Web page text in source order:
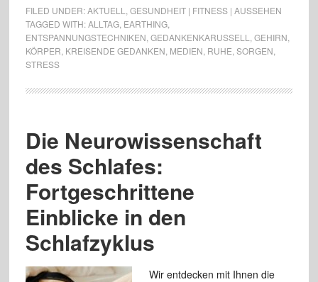
FILED UNDER:AKTUELL
GESUNDHEIT | FITNESS | AUSSEHEN
TAGGED WITH:ALLTAG, EARTHING,
ENTSPANNUNGSTECHNIKEN GEDANKENKARUSSELL GEHIRN
KÖRPER KREISENDE GEDANKEN MEDIEN RUHE SORGEN
STRESS
Die Neurowissenschaft
des Schlafes:
Fortgeschrittene
Einblicke in den
Schlafzyklus
Wir entdecken mit Ihnen die